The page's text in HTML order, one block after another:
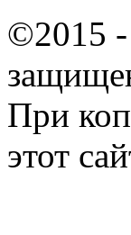
©2015
При
этот